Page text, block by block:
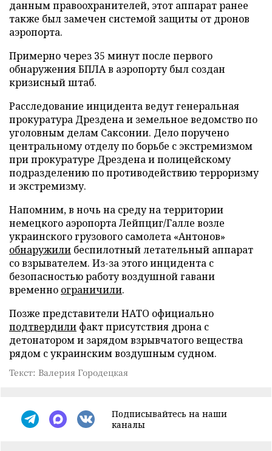
данным правоохранителей, этот аппарат ранее
также был замечен системой защиты от дронов
аэропорта.
Примерно через 35 минут после первого
обнаружения БПЛА в аэропорту был создан
кризисный штаб.
Расследование инцидента ведут генеральная
прокуратура Дрездена и земельное ведомство по
уголовным делам Саксонии. Дело поручено
центральному отделу по борьбе с экстремизмом
при прокуратуре Дрездена и полицейскому
подразделению по противодействию терроризму
и экстремизму.
Напомним, в ночь на среду на территории
немецкого аэропорта Лейпциг/Галле возле
украинского грузового самолета «Антонов»
обнаружили беспилотный летательный аппарат
со взрывателем. Из-за этого инцидента с
безопасностью работу воздушной гавани
временно ограничили.
Позже представители НАТО официально
подтвердили факт присутствия дрона с
детонатором и зарядом взрывчатого вещества
рядом с украинским воздушным судном.
Текст: Валерия Городецкая
Подписывайтесь на наши
каналы